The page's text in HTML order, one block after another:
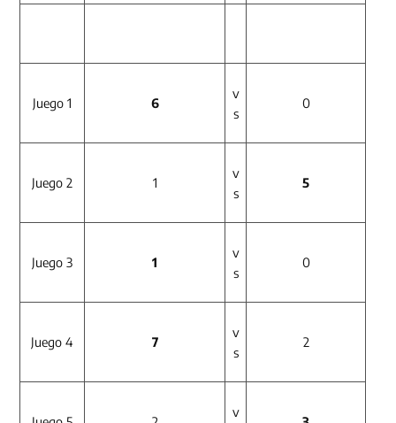
Juego 1 6
v
s
0
Juego 2 1
v
s
5
Juego 3 1
v
s
0
Juego 4 7
v
s
2
v